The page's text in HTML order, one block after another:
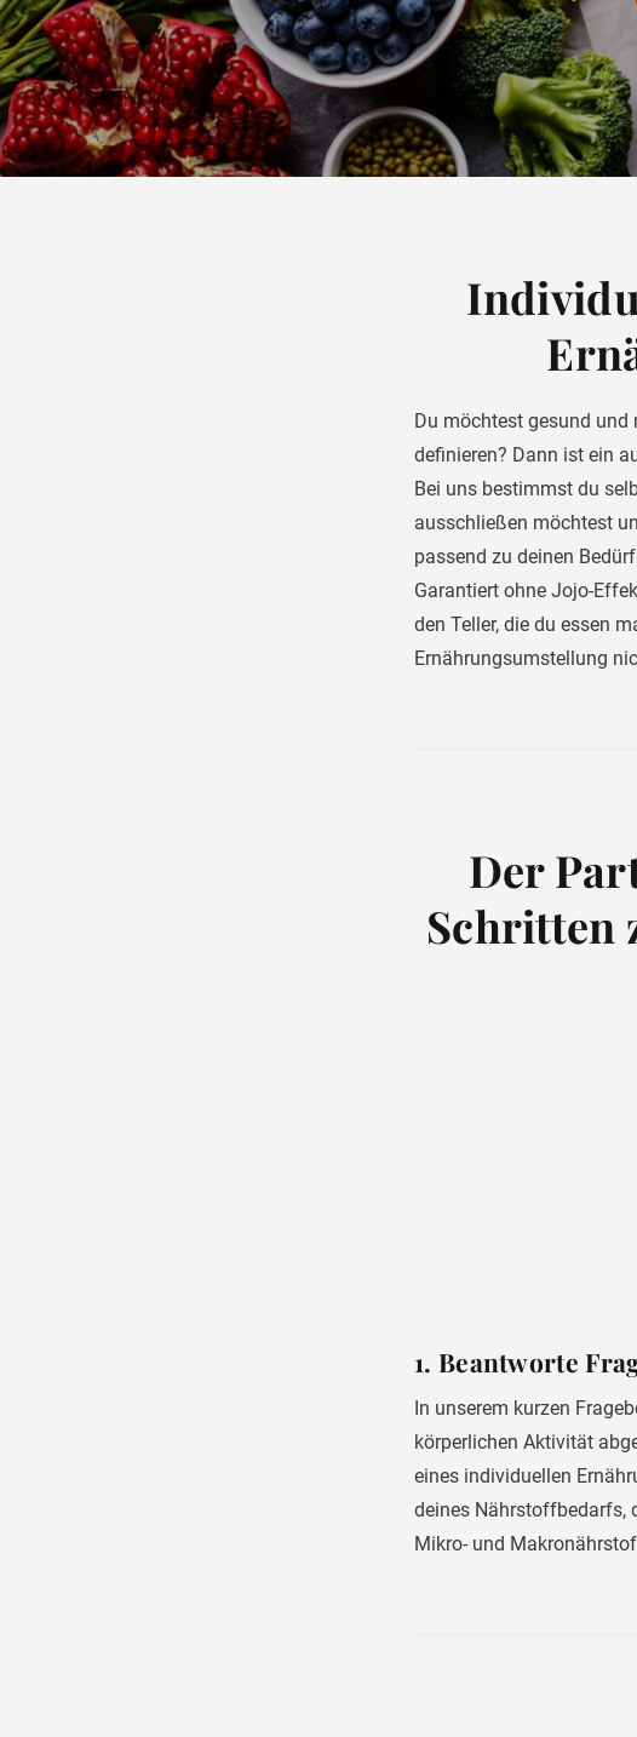
Du möchtest gesund und
definieren? Dann ist ein
Bei uns bestimmst du
ausschließen möchtest
passend zu deinen
Garantiert ohne Jojo-
den Teller, die du essen
Ernährungsumstellung
Der
Schritten
1. Beantworte
In unserem kurzen
körperlichen Aktivität
eines individuellen
deines Nährstoffbedarfs,
Mikro- und